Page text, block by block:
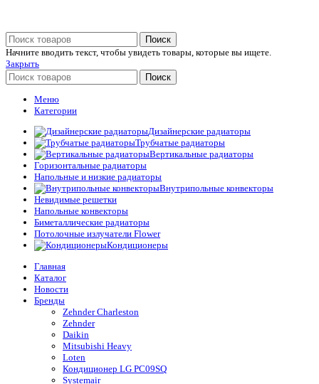
Поиск
Начните вводить текст, чтобы увидеть товары, которые вы ищете.
Закрыть
Поиск
Меню
Категории
Дизайнерские радиаторы
Трубчатые радиаторы
Вертикальные радиаторы
Горизонтальные радиаторы
Напольные и низкие радиаторы
Внутрипольные конвекторы
Невидимые решетки
Напольные конвекторы
Биметаллические радиаторы
Потолочные излучатели Flower
Кондиционеры
Главная
Каталог
Новости
Бренды
Zehnder Charleston
Zehnder
Daikin
Mitsubishi Heavy
Loten
Кондиционер LG PC09SQ
Systemair